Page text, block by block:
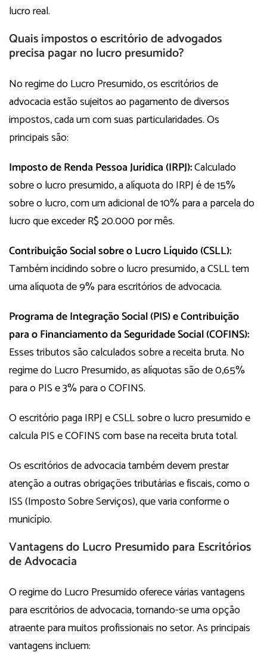
lucro real.
Quais impostos o escritório de advogados
precisa pagar no lucro presumido?
No regime do Lucro Presumido, os escritórios de
advocacia estão sujeitos ao pagamento de diversos
impostos, cada um com suas particularidades. Os
principais são:
Imposto de Renda Pessoa Jurídica (IRPJ):Calculado
sobre o lucro presumido, a alíquota do IRPJ é de 15%
sobre o lucro, com um adicional de 10% para a parcela do
lucro que exceder R$ 20.000 por mês.
Contribuição Social sobre o Lucro Líquido (CSLL):
Também incidindo sobre o lucro presumido, a CSLL tem
uma alíquota de 9% para escritórios de advocacia.
Programa de Integração Social (PIS) e Contribuição
para o Financiamento da Seguridade Social (COFINS):
Esses tributos são calculados sobre a receita bruta. No
regime do Lucro Presumido, as alíquotas são de 0,65%
para o PIS e 3% para o COFINS.
O escritório paga IRPJ e CSLL sobre o lucro presumido e
calcula PIS e COFINS com base na receita bruta total.
Os escritórios de advocacia também devem prestar
atenção a outras obrigações tributárias e fiscais, como o
ISS (Imposto Sobre Serviços), que varia conforme o
município.
Vantagens do Lucro Presumido para Escritórios
de Advocacia
O regime do Lucro Presumido oferece várias vantagens
para escritórios de advocacia, tornando-se uma opção
atraente para muitos profissionais no setor. As principais
vantagens incluem: